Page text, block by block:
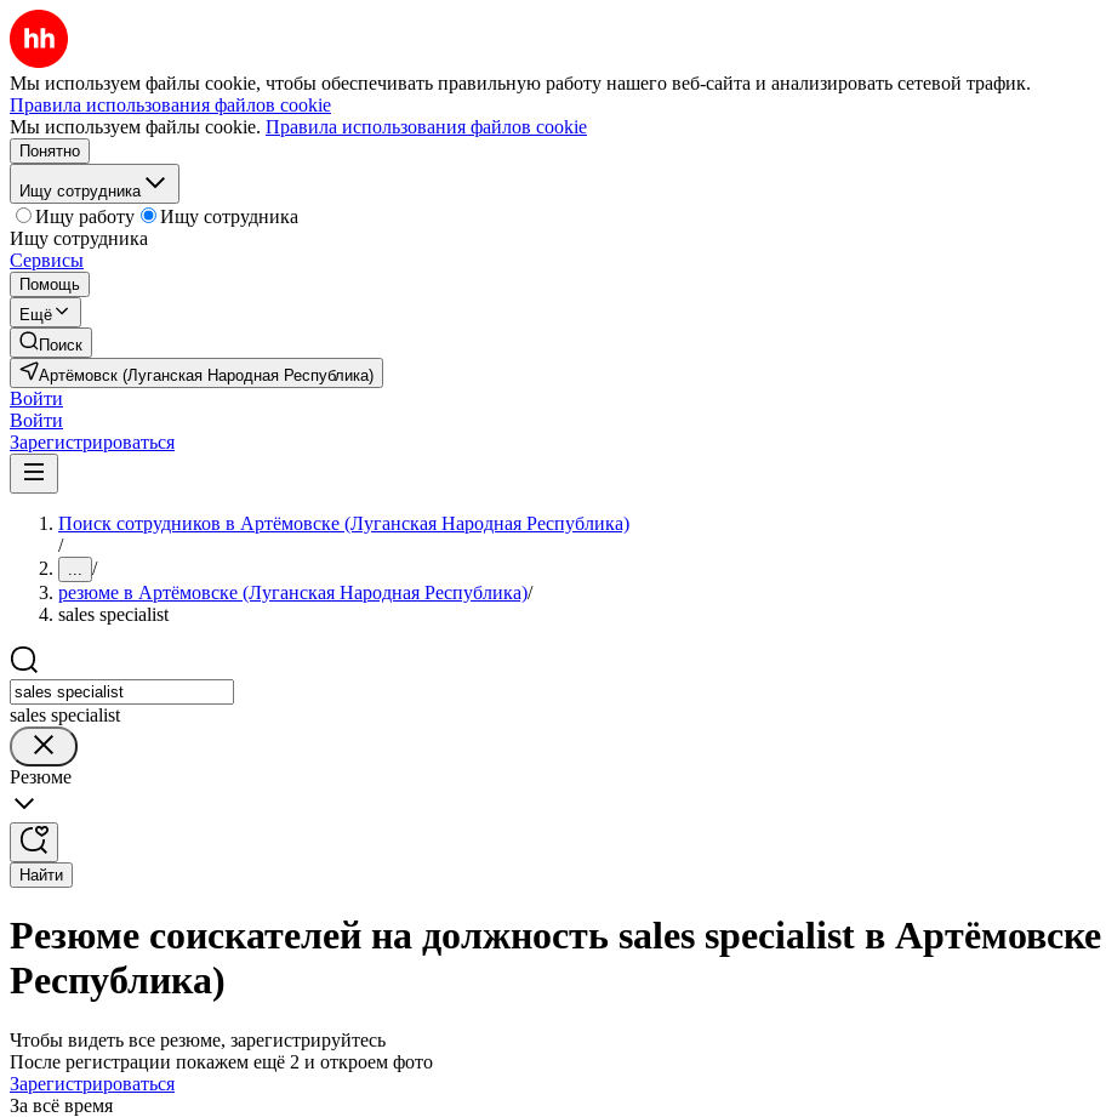
Мы используем файлы cookie, чтобы обеспечивать правильную работу нашего веб-сайта и анализировать сетевой трафик.
Правила использования файлов cookie
Мы используем файлы cookie. Правила использования файлов cookie
Понятно
Ищу сотрудника
Ищу работу
Ищу сотрудника
Ищу сотрудника
Сервисы
Помощь
Ещё
Поиск
Артёмовск (Луганская Народная Республика)
Войти
Войти
Зарегистрироваться
Поиск сотрудников в Артёмовске (Луганская Народная Республика)
/
... /
резюме в Артёмовске (Луганская Народная Республика)/
sales specialist
sales specialist
Резюме
Найти
Резюме соискателей на должность sales specialist в
Республика)
Чтобы видеть все резюме, зарегистрируйтесь
После регистрации покажем ещё 2 и откроем фото
Зарегистрироваться
За всё время